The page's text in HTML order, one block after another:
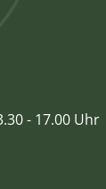
- 17.00 Uhr